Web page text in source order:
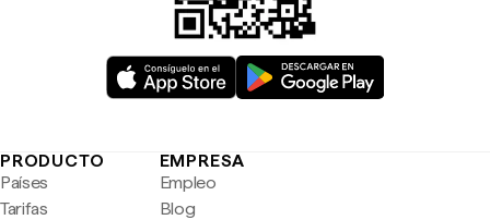
PRODUCTO
Países
Tarifas
EMPRESA
Empleo
Blog